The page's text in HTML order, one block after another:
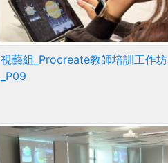
視藝組_Procreate教師培訓工作坊
_P09